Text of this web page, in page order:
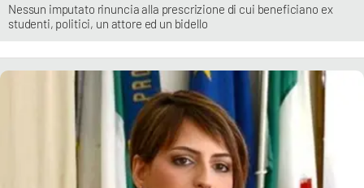
Nessun imputato rinuncia alla prescrizione di cui beneficiano ex
studenti, politici, un attore ed un bidello